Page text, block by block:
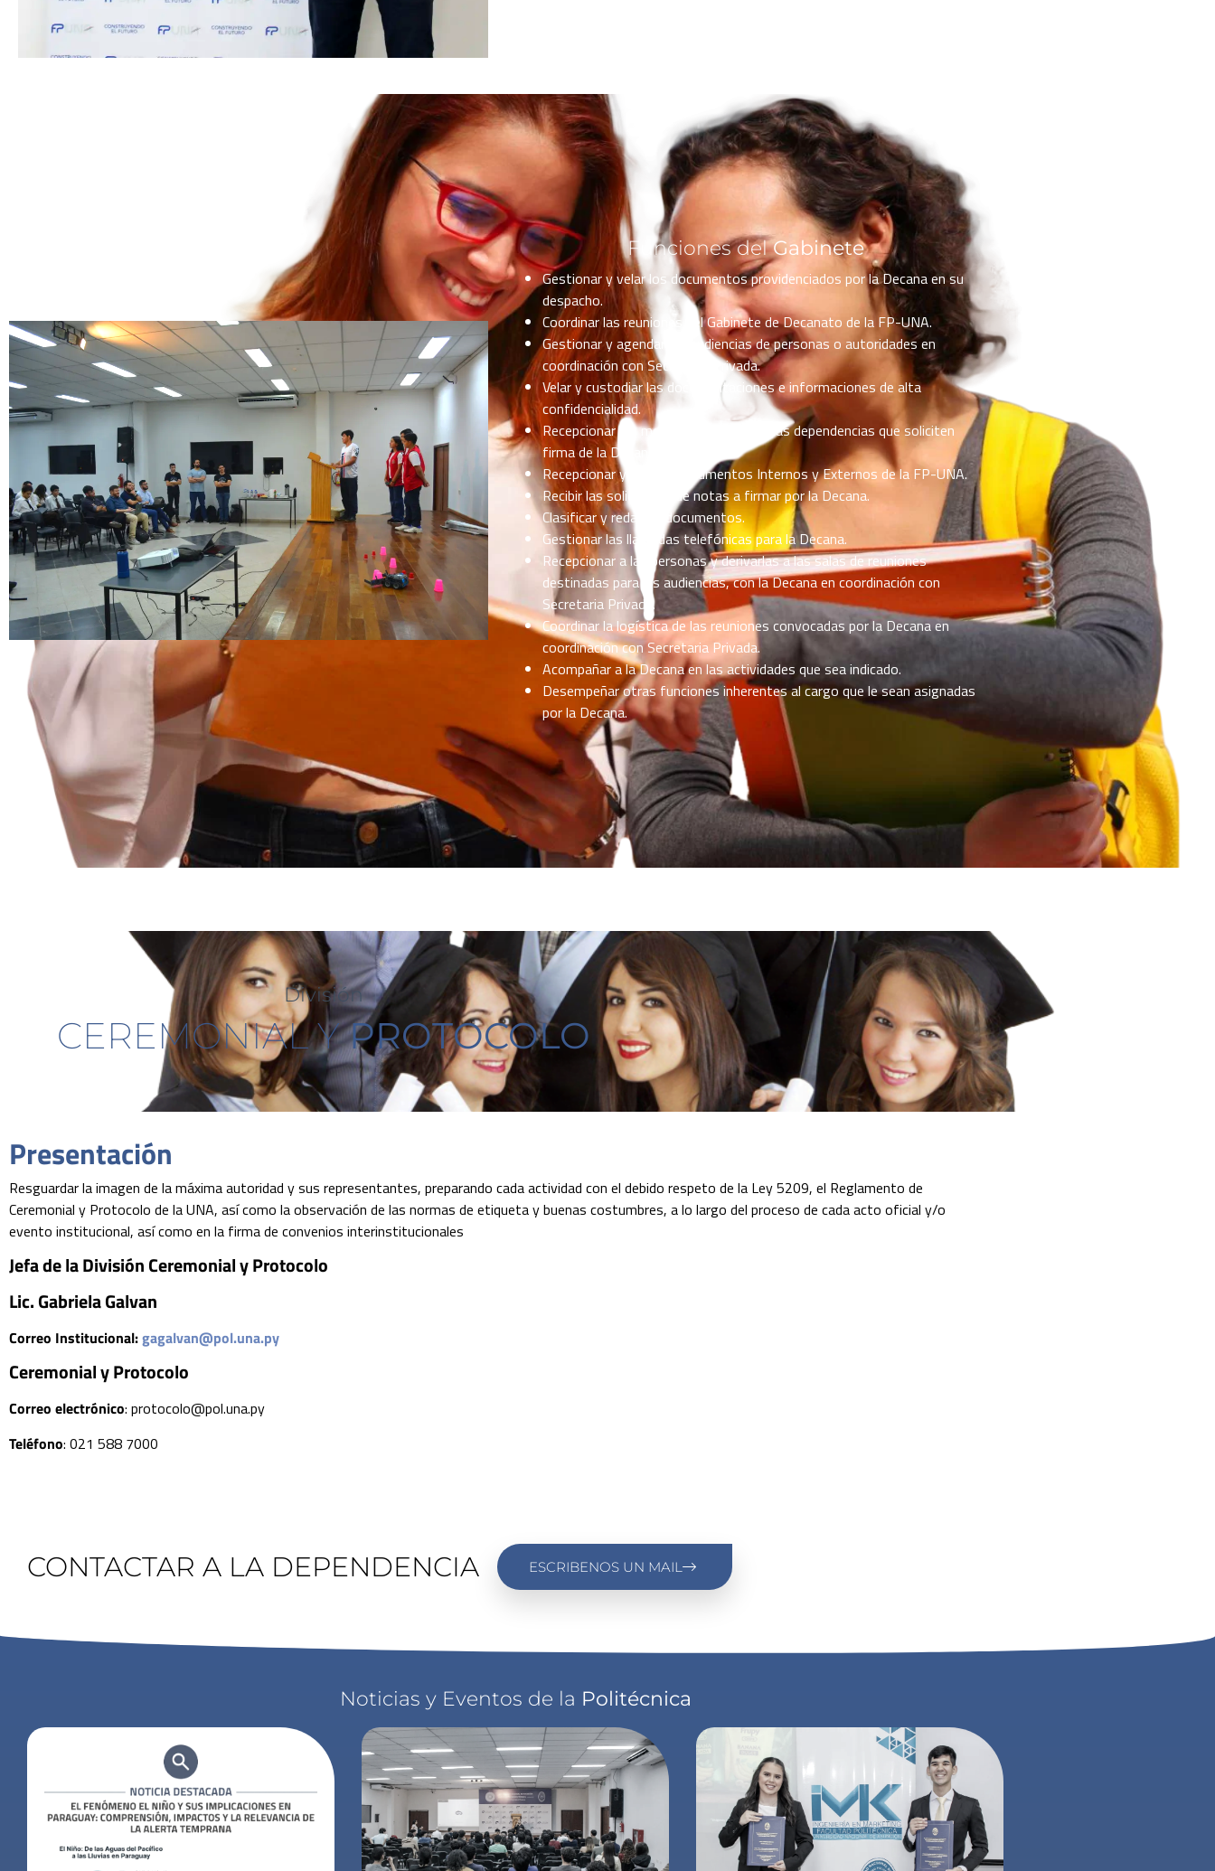
Funciones delGabinete
Gestionar y velar los documentos providenciados por la Decana en su
despacho.
Coordinar las reuniones del Gabinete de Decanato de la FP-UNA.
Gestionar y agendar las audiencias de personas o autoridades en
coordinación con Secretaria Privada.
Velar y custodiar las documentaciones e informaciones de alta
confidencialidad.
Recepcionar los modelos de notas de las dependencias que soliciten
firma de la Decana.
Recepcionar y remitir Documentos Internos y Externos de la FP-UNA.
Recibir las solicitudes de notas a firmar por la Decana.
Clasificar y redactar documentos.
Gestionar las llamadas telefónicas para la Decana.
Recepcionar a las personas y derivarlas a las salas de reuniones
destinadas para las audiencias, con la Decana en coordinación con
Secretaria Privada.
Coordinar la logística de las reuniones convocadas por la Decana en
coordinación con Secretaria Privada.
Acompañar a la Decana en las actividades que sea indicado.
Desempeñar otras funciones inherentes al cargo que le sean asignadas
por la Decana.
División
CEREMONIAL YPROTOCOLO
Presentación
Resguardar la imagen de la máxima autoridad y sus representantes, preparando cada actividad con el debido respeto de la Ley 5209, el Reglamento de
Ceremonial y Protocolo de la UNA, así como la observación de las normas de etiqueta y buenas costumbres, a lo largo del proceso de cada acto oficial y/o
evento institucional, así como en la firma de convenios interinstitucionales
Jefa de la División Ceremonial y Protocolo
Lic. Gabriela Galvan
Correo Institucional:gagalvan@pol.una.py
Ceremonial y Protocolo
Correo electrónico: protocolo@pol.una.py
Teléfono: 021 588 7000
CONTACTAR A LA DEPENDENCIA ESCRIBENOS UN MAIL
Noticias y Eventos de la Politécnica